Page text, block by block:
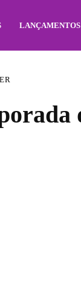
LANÇAMENTOS